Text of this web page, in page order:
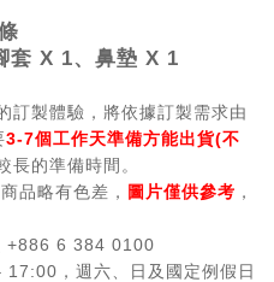
套 X 1、鼻墊 X 1
訂製體驗，將依據訂製需求由
3-7個工作天準備方能出貨(不
長的準備時間。
品略有色差， 圖片僅供參考 ，
+886 6 384 0100
，週六、日及國定例假日